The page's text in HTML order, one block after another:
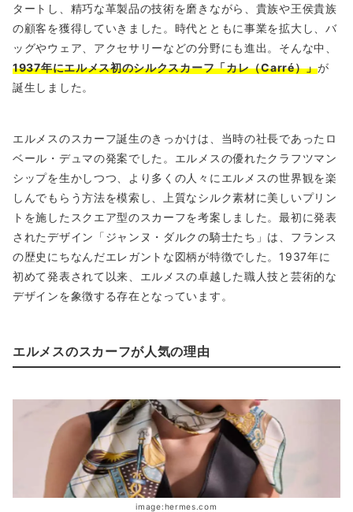
タートし、精巧な革製品の技術を磨きながら、貴族や王侯貴族
の顧客を獲得していきました。時代とともに事業を拡大し、バ
ッグやウェア、アクセサリーなどの分野にも進出。そんな中、
1937年にエルメス初のシルクスカーフ「カレ（Carré）」が
誕生しました。
エルメスのスカーフ誕生のきっかけは、当時の社長であったロ
ベール・デュマの発案でした。エルメスの優れたクラフツマン
シップを生かしつつ、より多くの人々にエルメスの世界観を楽
しんでもらう方法を模索し、上質なシルク素材に美しいプリン
トを施したスクエア型のスカーフを考案しました。最初に発表
されたデザイン「ジャンヌ・ダルクの騎士たち」は、フランス
の歴史にちなんだエレガントな図柄が特徴でした。1937年に
初めて発表されて以来、エルメスの卓越した職人技と芸術的な
デザインを象徴する存在となっています。
エルメスのスカーフが人気の理由
image:hermes.com